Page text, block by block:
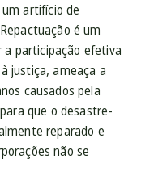
artifício de
é um
participação efetiva
justiça, ameaça a
causados pela
que o desastre-
reparado e
não se